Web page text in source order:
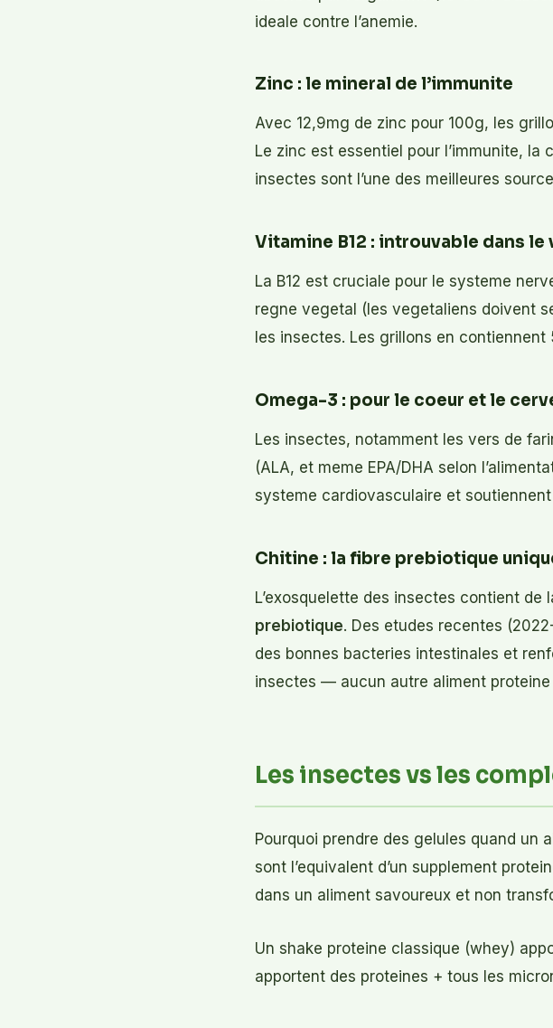
ideale contre l’anemie.
Zinc : le mineral de l’immunite
Avec 12,9mg de zinc pour 100g, les
Le zinc est essentiel pour l’immunite,
insectes sont l’une des meilleures
Vitamine B12 : introuvable dans le
La B12 est cruciale pour le systeme
regne vegetal (les vegetaliens doivent
les insectes. Les grillons en
Omega-3 : pour le coeur et le
Les insectes, notamment les vers de
(ALA, et meme EPA/DHA selon
systeme cardiovasculaire et
Chitine : la fibre prebiotique
L’exosquelette des insectes contient
prebiotique. Des etudes recentes
des bonnes bacteries intestinales et
insectes — aucun autre aliment proteine
Les insectes vs les
Pourquoi prendre des gelules quand un
sont l’equivalent d’un supplement
dans un aliment savoureux et non
Un shake proteine classique (whey)
apportent des proteines + tous les